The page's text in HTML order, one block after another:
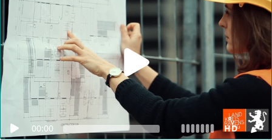
00:00 HD